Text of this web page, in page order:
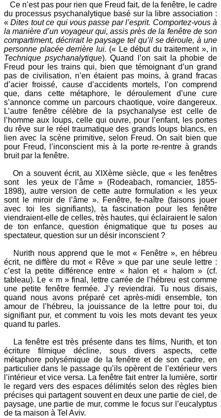
Ce n’est pas pour rien que Freud fait, de la fenêtre, le cadre
du processus psychanalytique basé sur la libre association :
«Dites tout ce qui vous passe par l’esprit. Comportez-vous à
la manière d’un voyageur qui, assis près de la fenêtre de son
compartiment, décrirait le paysage tel qu’il se déroule, à une
personne placée derrière lui. (« Le début du traitement », in
Technique psychanalytique). Quand l’on sait la phobie de
Freud pour les trains qui, bien que témoignant d’un grand
pas de civilisation, n’en étaient pas moins, à grand fracas
d’acier froissé, cause d’accidents mortels, l’on comprend
que, dans cette métaphore, le déroulement d’une cure
s’annonce comme un parcours chaotique, voire dangereux.
L’autre fenêtre célèbre de la psychanalyse est celle de
l’homme aux loups, celle qui ouvre, pour l’enfant, les portes
du rêve sur le réel traumatique des grands loups blancs, en
lien avec la scène primitive, selon Freud. On sait bien que
pour Freud, l’inconscient mis à la porte re-rentre à grands
bruit par la fenêtre.
On a souvent écrit, au XIXème siècle, que « les fenêtres
sont les yeux de l’âme » (Rodeabach, romancier, 1855-
1898), autre version de cette autre formulation « les yeux
sont le miroir de l’âme ». Fenêtre, fe-naître (faisons jouer
avec toi les signifiants), ta fascination pour les fenêtre
viendraient-elle de celles, très hautes, qui éclairaient le salon
de ton enfance, question énigmatique que tu poses au
spectateur, question sur un désir inconscient ?
Nurith nous apprend que le mot « Fenêtre », en hébreu
écrit, ne diffère du mot « Rêve » que par une seule lettre :
c’est la petite différence entre « halon et « halom » (cf.
tableau). Le « m » final, lettre carrée de l’hébreu est comme
une petite fenêtre fermée. J’y reviendrai. Tu nous disais,
quand nous avons préparé cet après-midi ensemble, ton
amour de l’hébreu, la jouissance de la lettre pour toi, du
signifiant pur, et comment tu vois les mots devant tes yeux
quand tu parles.
La fenêtre est très présente dans tes films, Nurith, et ton
écriture filmique décline, sous divers aspects, cette
métaphore polysémique de la fenêtre et de son cadre, en
particulier dans le passage qu’ils opèrent de l’extérieur vers
l’intérieur et vice versa. La fenêtre fait entrer la lumière, sortir
le regard vers des espaces délimités selon des règles bien
précises qui partagent souvent en deux une partie de ciel, de
paysage, une partie de mur, comme le focus sur l’eucalyptus
de ta maison à Tel Aviv.